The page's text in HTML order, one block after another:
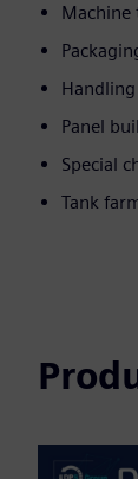
Machine
Panel
Special
Tank